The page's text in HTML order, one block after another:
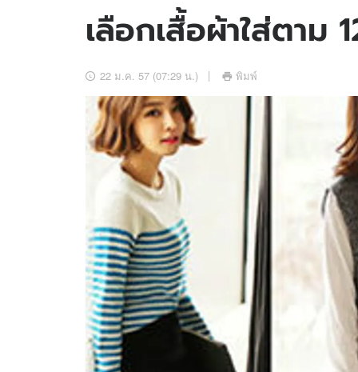
ข่าวบันเทิง
อัปเดตจีน
เช็กข่าวชัวร์
สถิติหวยไทย
ดาวน์โหลดสนุกแอปฟรี ติดตามสนุกโซ
สงวนลิขสิทธิ์ ©2569 บริษัท อิมเมจ ฟิวเจอร์ (ประเทศไทย) จำกัด
เลือกเสื้อผ้าใส่ตาม
22 ม.ค. 57 (07:29 น.) พิมพ์